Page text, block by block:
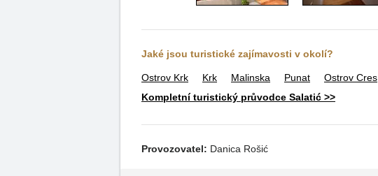
Jaké jsou turistické zajímavosti v okolí?
Ostrov Krk Krk Malinska Punat
Ostrov Cres
Kompletní turistický průvodce Salatić >>
Provozovatel: Danica Rošić